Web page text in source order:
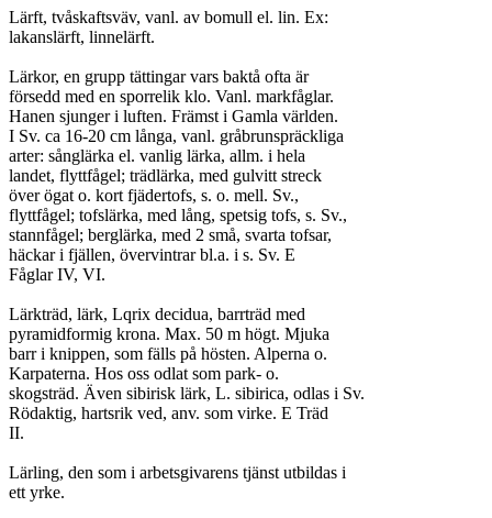
Lärft, tvåskaftsväv, vanl. av bomull el. lin. Ex:
lakanslärft, linnelärft.
Lärkor, en grupp tättingar vars baktå ofta är
försedd med en sporrelik klo. Vanl. markfåglar.
Hanen sjunger i luften. Främst i Gamla världen.
I Sv. ca 16-20 cm långa, vanl. gråbrunspräckliga
arter: sånglärka el. vanlig lärka, allm. i hela
landet, flyttfågel; trädlärka, med gulvitt streck
över ögat o. kort fjädertofs, s. o. mell. Sv.,
flyttfågel; tofslärka, med lång, spetsig tofs, s. Sv.,
stannfågel; berglärka, med 2 små, svarta tofsar,
häckar i fjällen, övervintrar bl.a. i s. Sv. E
Fåglar IV, VI.
Lärkträd, lärk, Lqrix decidua, barrträd med
pyramidformig krona. Max. 50 m högt. Mjuka
barr i knippen, som fälls på hösten. Alperna o.
Karpaterna. Hos oss odlat som park- o.
skogsträd. Även sibirisk lärk, L. sibirica, odlas i Sv.
Rödaktig, hartsrik ved, anv. som virke. E Träd
II.
Lärling, den som i arbetsgivarens tjänst utbildas i
ett yrke.